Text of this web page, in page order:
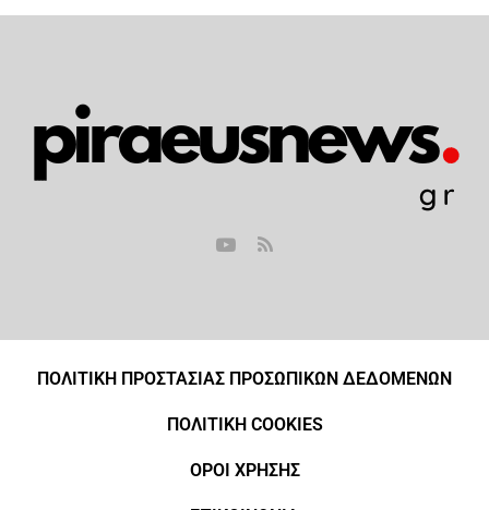
ΠΟΛΙΤΙΚΗ ΠΡΟΣΤΑΣΙΑΣ ΠΡΟΣΩΠΙΚΩΝ ΔΕΔΟΜΕΝΩΝ
ΠΟΛΙΤΙΚΗ COOKIES
ΟΡΟΙ ΧΡΗΣΗΣ